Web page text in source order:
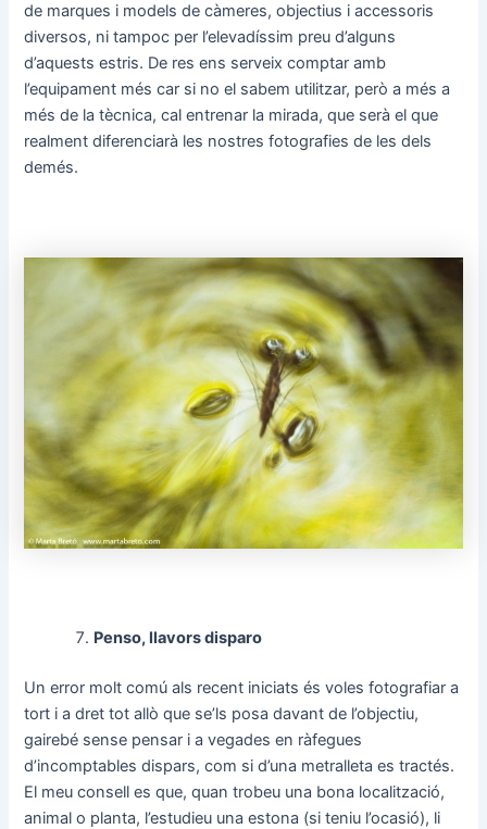
de marques i models de càmeres, objectius i accessoris
diversos, ni tampoc per l’elevadíssim preu d’alguns
d’aquests estris. De res ens serveix comptar amb
l’equipament més car si no el sabem utilitzar, però a més a
més de la tècnica, cal entrenar la mirada, que serà el que
realment diferenciarà les nostres fotografies de les dels
demés.
Penso, llavors disparo
Un error molt comú als recent iniciats és voles fotografiar a
tort i a dret tot allò que se’ls posa davant de l’objectiu,
gairebé sense pensar i a vegades en ràfegues
d’incomptables dispars, com si d’una metralleta es tractés.
El meu consell es que, quan trobeu una bona localització,
animal o planta, l’estudieu una estona (si teniu l’ocasió), li